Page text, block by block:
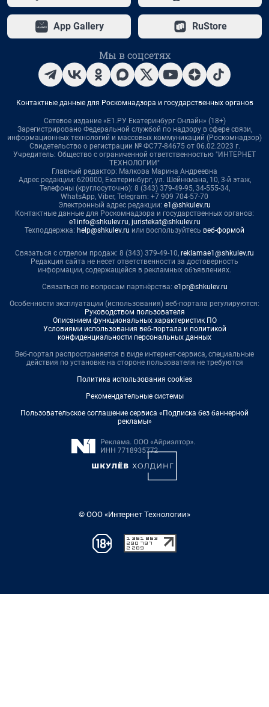
App Gallery RuStore
Мы в соцсетях
Контактные данные для Роскомнадзора и государственных органов
Сетевое издание «Е1.РУ Екатеринбург Онлайн» (18+)
Зарегистрировано Федеральной службой по надзору в сфере связи,
информационных технологий и массовых коммуникаций (Роскомнадзор)
Свидетельство о регистрации № ФС77-84675 от 06.02.2023 г.
Учредитель: Общество с ограниченной ответственностью "ИНТЕРНЕТ
ТЕХНОЛОГИИ"
Главный редактор: Малкова Марина Андреевна
Адрес редакции: 620000, Екатеринбург, ул. Шейнкмана, 10, 3-й этаж,
Телефоны (круглосуточно): 8 (343) 379-49-95, 34-555-34,
WhatsApp, Viber, Telegram: +7 909 704-57-70
Электронный адрес редакции: e1@shkulev.ru
Контактные данные для Роскомнадзора и государственных органов:
e1info@shkulev.ru, juristekat@shkulev.ru
Техподдержка: help@shkulev.ru или воспользуйтесь веб-формой
Связаться с отделом продаж: 8 (343) 379-49-10, reklamae1@shkulev.ru
Редакция сайта не несет ответственности за достоверность
информации, содержащейся в рекламных объявлениях.
Связаться по вопросам партнёрства: e1pr@shkulev.ru
Особенности эксплуатации (использования) веб-портала регулируются:
Руководством пользователя
Описанием функциональных характеристик ПО
Условиями использования веб-портала и политикой
конфиденциальности персональных данных
Веб-портал распространяется в виде интернет-сервиса, специальные
действия по установке на стороне пользователя не требуются
Политика использования cookies
Рекомендательные системы
Пользовательское соглашение сервиса «Подписка без баннерной
рекламы»
© ООО «Интернет Технологии»